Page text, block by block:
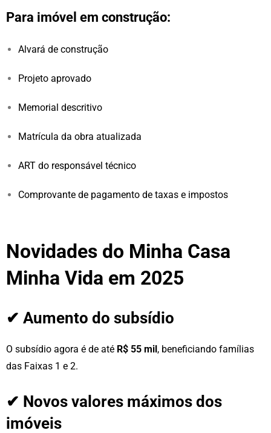
Para imóvel em construção:
Alvará de construção
Projeto aprovado
Memorial descritivo
Matrícula da obra atualizada
ART do responsável técnico
Comprovante de pagamento de taxas e impostos
Novidades do Minha Casa
Minha Vida em 2025
✔ Aumento do subsídio
O subsídio agora é de até R$ 55 mil, beneficiando famílias
das Faixas 1 e 2.
✔ Novos valores máximos dos
imóveis